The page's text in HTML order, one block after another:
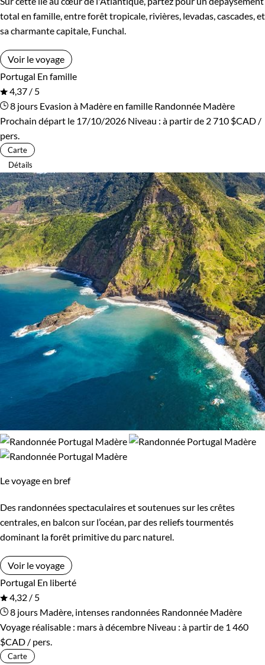
total en famille, entre forêt tropicale, rivières, levadas, cascades, et
sa charmante capitale, Funchal.
Voir le voyage
Portugal En famille
4,37 / 5
8 jours Evasion à Madère en famille Randonnée Madère
Prochain départ le 17/10/2026 Niveau : à partir de 2 710 $CAD /
pers.
Carte
Détails
Le voyage en bref
Des randonnées spectaculaires et soutenues sur les crêtes
centrales, en balcon sur l’océan, par des reliefs tourmentés
dominant la forêt primitive du parc naturel.
Voir le voyage
Portugal En liberté
4,32 / 5
8 jours Madère, intenses randonnées Randonnée Madère
Voyage réalisable : mars à décembre Niveau : à partir de 1 460
$CAD / pers.
Carte